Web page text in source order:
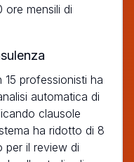
mensili di
professionisti ha
automatica di
clausole
ha ridotto di 8
per il review di